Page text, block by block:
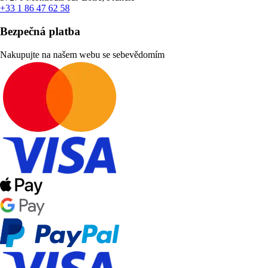
+33 1 86 47 62 58
Bezpečná platba
Nakupujte na našem webu se sebevědomím